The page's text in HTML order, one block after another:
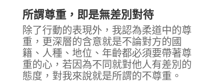
所謂尊重，即是無差別對待
除了行動的表現外，我認為柔道中的尊
重，更深層的含意就是不論對方的國
籍、人種、地位、年齡都必須要帶著尊
重的心，若因為不同就對他人有差別的
態度，對我來說就是所謂的不尊重。